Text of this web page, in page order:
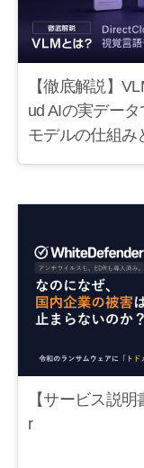
【徹底解説】
ud AIの実デー
モデルの仕組み
【サービス説
r